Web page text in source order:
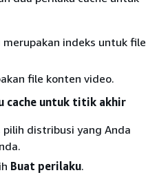
indeks untuk file
file konten video.
cache untuk titik akhir
pilih distribusi yang Anda
Buat perilaku.